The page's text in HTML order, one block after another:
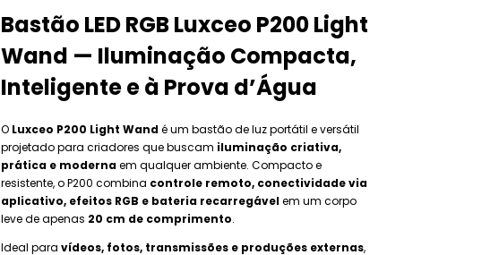
Bastão LED RGB Luxceo P200 Light
Wand — Iluminação Compacta,
Inteligente e à Prova d’Água
O Luxceo P200 Light Wandé um bastão de luz portátil e versátil
projetado para criadores que buscam iluminação criativa,
prática e modernaem qualquer ambiente. Compacto e
resistente, o P200 combina controle remoto, conectividade via
aplicativo, efeitos RGB e bateria recarregávelem um corpo
leve de apenas 20 cm de comprimento.
Ideal para vídeos, fotos, transmissões e produções externas,